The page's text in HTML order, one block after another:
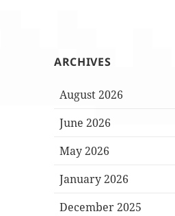
ARCHIVES
August 2026
June 2026
May 2026
January 2026
December 2025